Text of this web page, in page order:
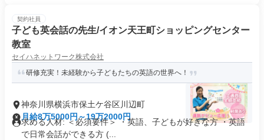
契約社員
子ども英会話の先生/イオン天王町ショッピングセンター
教室
セイハネットワーク株式会社
研修充実！未経験から子どもたちの英語の世界へ！
神奈川県横浜市保土ケ谷区川辺町
月給8万5000円～19万2000円
求める人材: ＜必須要件＞ ・英語、子どもが好きな方 ・英語
で日常会話ができる方 (...